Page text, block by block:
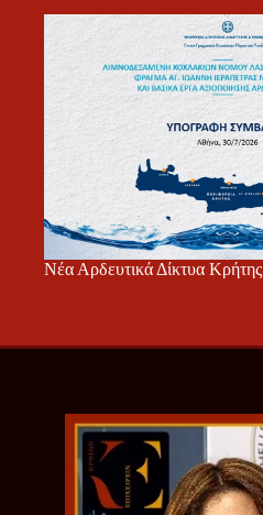
Νέα Αρδευτικά Δίκτυα Κρήτης